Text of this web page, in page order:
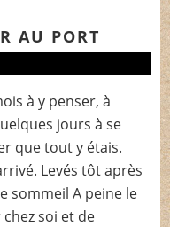
AU PORT
à y penser, à
jours à se
que tout y étais.
Levés tôt après
sommeil A peine le
soi et de